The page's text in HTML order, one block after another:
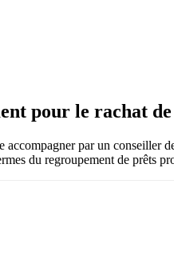
pour le rachat
accompagner par un conseiller
du regroupement de prêts